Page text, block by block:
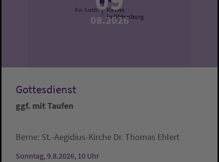
08.2026
Gottesdienst
ggf. mit Taufen
Berne: St.-Aegidius-Kirche Dr. Thomas Ehlert
Sonntag, 9.8.2026, 10 Uhr